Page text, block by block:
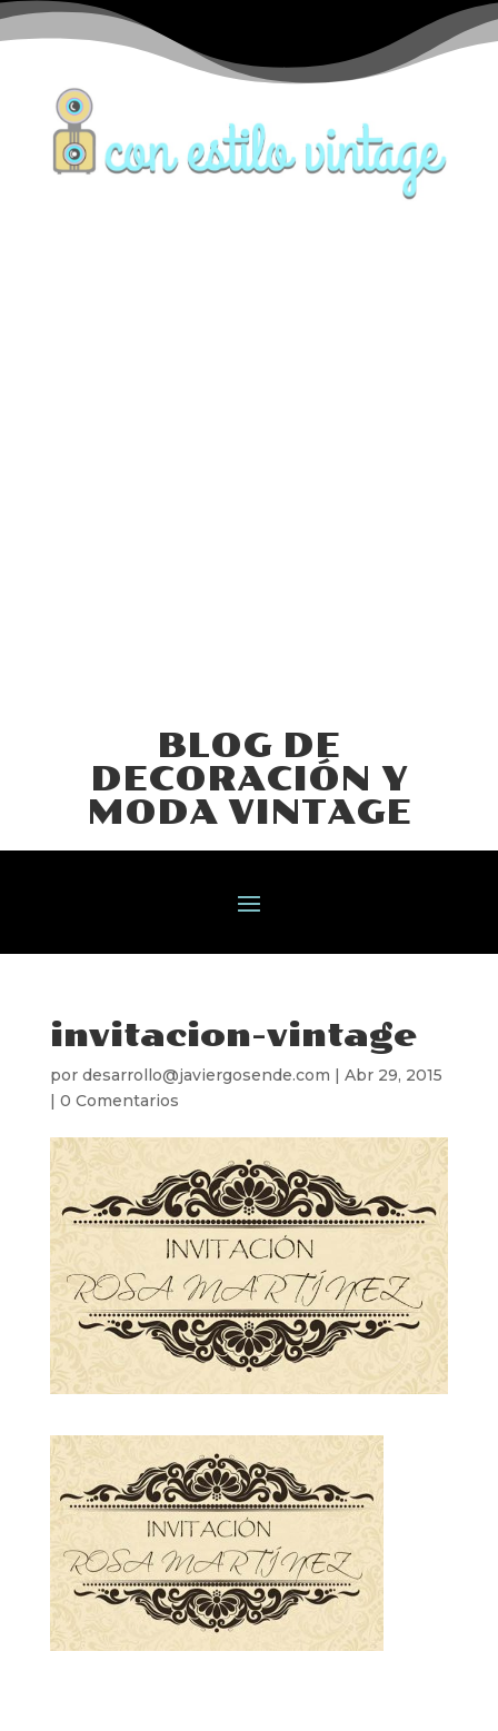
BLOG DE
DECORACIÓN Y
MODA VINTAGE
invitacion-vintage
por desarrollo@javiergosende.com | Abr 29, 2015
| 0 Comentarios